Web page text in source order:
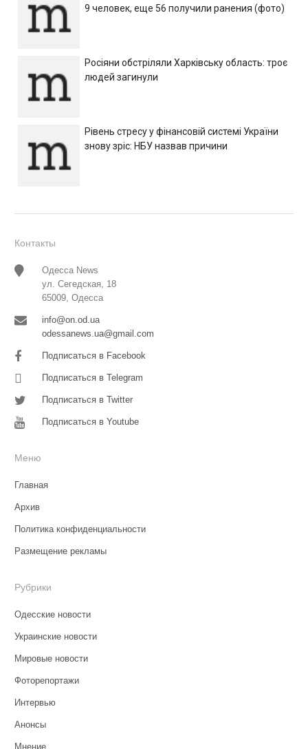
9 человек, еще 56 получили ранения (фото)
Росіяни обстріляли Харківську область: троє
людей загинули
Рівень стресу у фінансовій системі України
знову зріс: НБУ назвав причини
Контакты
Одесса News
ул. Сегедская, 18
65009, Одесса
info@on.od.ua
odessanews.ua@gmail.com
Подписаться в Facebook
Подписаться в Telegram
Подписаться в Twitter
Подписаться в Youtube
Меню
Главная
Архив
Политика конфиденциальности
Размещение рекламы
Рубрики
Одесские новости
Украинские новости
Мировые новости
Фоторепортажи
Интервью
Анонсы
Мнение